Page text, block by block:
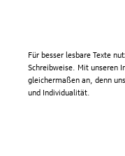
Für besser lesbare Texte
Schreibweise. Mit unseren
gleichermaßen an, denn
und Individualität.